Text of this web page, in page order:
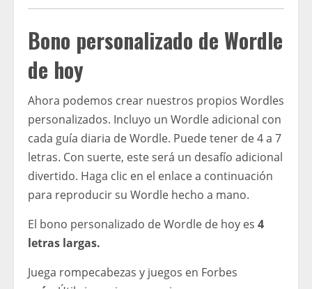
Bono personalizado de Wordle
de hoy
Ahora podemos crear nuestros propios Wordles
personalizados. Incluyo un Wordle adicional con
cada guía diaria de Wordle. Puede tener de 4 a 7
letras. Con suerte, este será un desafío adicional
divertido. Haga clic en el enlace a continuación
para reproducir su Wordle hecho a mano.
El bono personalizado de Wordle de hoy es 4
letras largas.
Juega rompecabezas y juegos en Forbes